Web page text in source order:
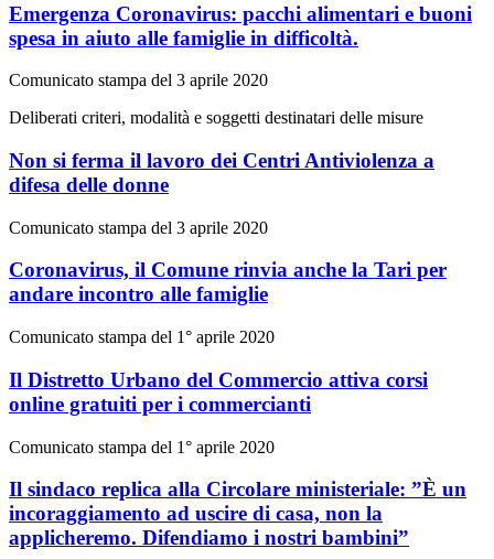
Emergenza Coronavirus: pacchi alimentari e buoni
spesa in aiuto alle famiglie in difficoltà.
Comunicato stampa del 3 aprile 2020
Deliberati criteri, modalità e soggetti destinatari delle misure
Non si ferma il lavoro dei Centri Antiviolenza a
difesa delle donne
Comunicato stampa del 3 aprile 2020
Coronavirus, il Comune rinvia anche la Tari per
andare incontro alle famiglie
Comunicato stampa del 1° aprile 2020
Il Distretto Urbano del Commercio attiva corsi
online gratuiti per i commercianti
Comunicato stampa del 1° aprile 2020
Il sindaco replica alla Circolare ministeriale: ”È un
incoraggiamento ad uscire di casa, non la
applicheremo. Difendiamo i nostri bambini”